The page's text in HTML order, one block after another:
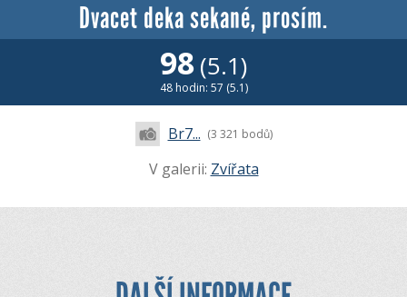
Dvacet deka sekané, prosím.
98(5.1)
48 hodin: 57 (5.1)
Br7... (3 321 bodů)
V galerii: Zvířata